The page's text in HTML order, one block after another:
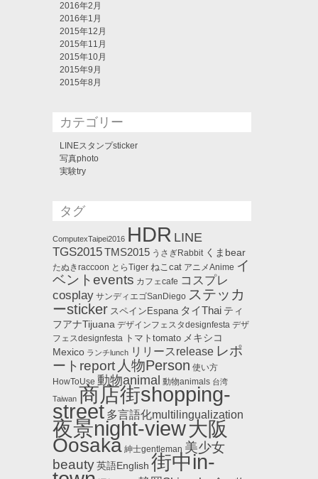
2016年2月
2016年1月
2015年12月
2015年11月
2015年10月
2015年9月
2015年8月
カテゴリー
LINEスタンプsticker
写真photo
実験try
タグ
ComputexTaipei2016 HDR LINE
TGS2015TMS2015 うさぎRabbit くまbear
たぬきraccoon とらTiger ねこcat アニメAnime イ
ベントevents カフェcafe コスプレ
cosplay サンディエゴSanDiego ステッカ
ーsticker スペインEspana タイThai ティ
フアナTijuana デザインフェスタdesignfesta デザ
フェスdesignfesta
トマトtomato メキシコ
Mexico ランチlunch リリースrelease レポ
ートreport 人物Person 使い方
HowToUse 動物animal 動物animals 台湾
Taiwan 商店街shopping-
street 多言語化multilingualization
夜景night-view大阪
Oosaka 紳士gentleman 美少女
beauty英語English 街中in-